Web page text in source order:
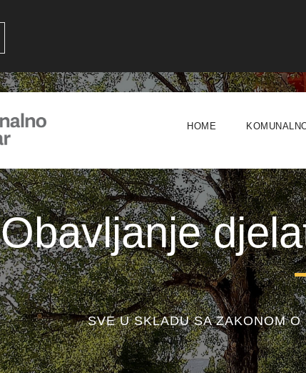
HOME
Obavljanje
SVE U SKLADU SA ZAKONOM